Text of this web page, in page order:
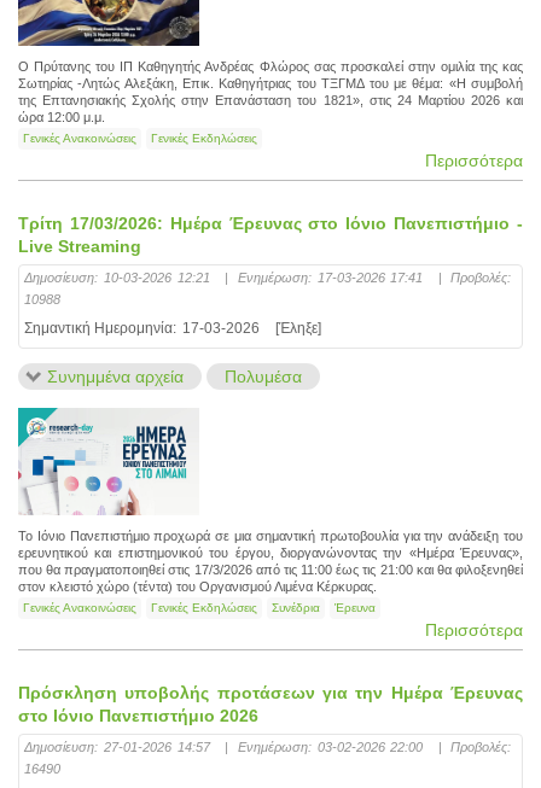
Ο Πρύτανης του ΙΠ Καθηγητής Ανδρέας Φλώρος σας προσκαλεί στην ομιλία της κας
Σωτηρίας -Λητώς Αλεξάκη, Επικ. Καθηγήτριας του ΤΞΓΜΔ του με θέμα: «Η συμβολή
της Επτανησιακής Σχολής στην Επανάσταση του 1821», στις 24 Μαρτίου 2026 και
ώρα 12:00 μ.μ.
Γενικές Ανακοινώσεις Γενικές Εκδηλώσεις
Περισσότερα
Τρίτη 17/03/2026: Ημέρα Έρευνας στο Ιόνιο Πανεπιστήμιο -
Live Streaming
Δημοσίευση: 10-03-2026 12:21 | Ενημέρωση: 17-03-2026 17:41 |
Προβολές:
10988
Σημαντική Ημερομηνία: 17-03-2026 [Έληξε]
Συνημμένα αρχεία Πολυμέσα
Το Ιόνιο Πανεπιστήμιο προχωρά σε μια σημαντική πρωτοβουλία για την ανάδειξη του
ερευνητικού και επιστημονικού του έργου, διοργανώνοντας την «Ημέρα Έρευνας»,
που θα πραγματοποιηθεί στις 17/3/2026 από τις 11:00 έως τις 21:00 και θα φιλοξενηθεί
στον κλειστό χώρο (τέντα) του Οργανισμού Λιμένα Κέρκυρας.
Γενικές Ανακοινώσεις Γενικές Εκδηλώσεις Συνέδρια Έρευνα
Περισσότερα
Πρόσκληση υποβολής προτάσεων για την Ημέρα Έρευνας
στο Ιόνιο Πανεπιστήμιο 2026
Δημοσίευση: 27-01-2026 14:57 Ενημέρωση: 03-02-2026 22:00
Προβολές:
16490